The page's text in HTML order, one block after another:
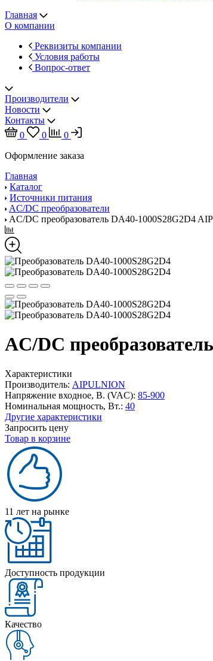
Главная
О компании
Реквизиты компании
Условия работы
Вопрос-ответ
Производители
Новости
Контакты
0
0
0
Оформление заказа
Главная
Каталог
Источники питания
AC/DC преобразователи
AC/DC преобразователь DA40-1000S28G2D4
AC/DC
Характеристики
Производитель: AIPULNION
Напряжение входное, В. (VAC): 85-900
Номинальная мощность, Вт.: 40
Другие характеристики
Запросить цену
Товар в корзине
11 лет на рынке
Доступность продукции
Качество